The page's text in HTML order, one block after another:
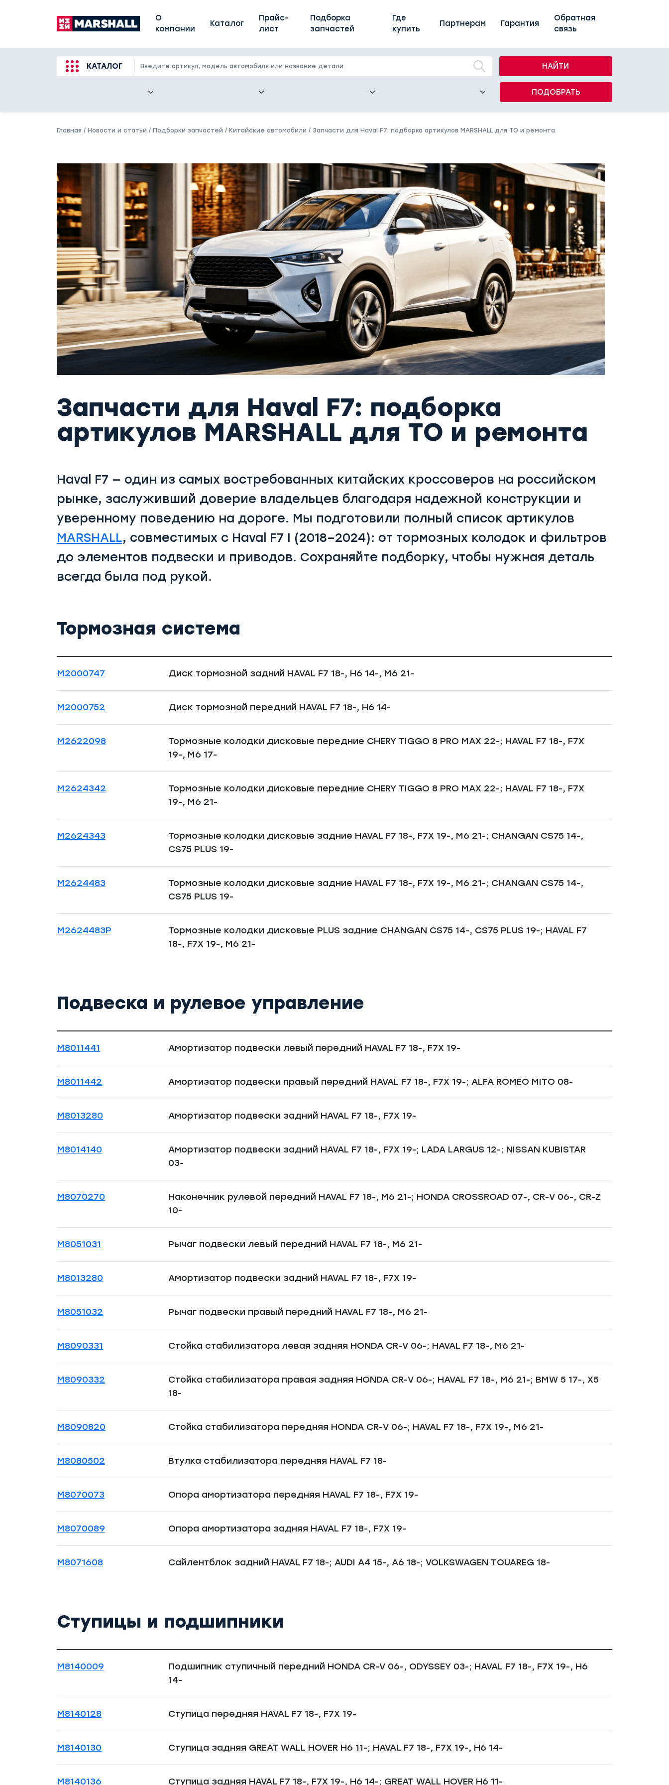
О
компании
Каталог
Прайс-
лист
Подборка
запчастей
Где
купить
Партнерам Гарантия
Обратная
связь
КАТАЛОГ НАЙТИ
ПОДОБРАТЬ
Главная / Новости и статьи / Подборки запчастей / Китайские автомобили / Запчасти для Haval F7: подборка артикулов MARSHALL для ТО и ремонта
Запчасти для Haval F7: подборка
артикулов MARSHALL для ТО и ремонта
Haval F7 — один из самых востребованных китайских кроссоверов на российском
рынке, заслуживший доверие владельцев благодаря надежной конструкции и
уверенному поведению на дороге. Мы подготовили полный список артикулов
MARSHALL, совместимых с Haval F7 I (2018–2024): от тормозных колодок и фильтров
до элементов подвески и приводов. Сохраняйте подборку, чтобы нужная деталь
всегда была под рукой.
Тормозная система
M2000747 Диск тормозной задний HAVAL F7 18-, H6 14-, M6 21-
M2000752 Диск тормозной передний HAVAL F7 18-, H6 14-
M2622098
Тормозные колодки дисковые передние CHERY TIGGO 8 PRO MAX 22-; HAVAL F7 18-, F7X
19-, M6 17-
M2624342
Тормозные колодки дисковые передние CHERY TIGGO 8 PRO MAX 22-; HAVAL F7 18-, F7X
19-, M6 21-
M2624343
Тормозные колодки дисковые задние HAVAL F7 18-, F7X 19-, M6 21-; CHANGAN CS75 14-,
CS75 PLUS 19-
M2624483
Тормозные колодки дисковые задние HAVAL F7 18-, F7X 19-, M6 21-; CHANGAN CS75 14-,
CS75 PLUS 19-
M2624483P
Тормозные колодки дисковые PLUS задние CHANGAN CS75 14-, CS75 PLUS 19-; HAVAL F7
18-, F7X 19-, M6 21-
Подвеска и рулевое управление
M8011441 Амортизатор подвески левый передний HAVAL F7 18-, F7X 19-
M8011442 Амортизатор подвески правый передний HAVAL F7 18-, F7X 19-; ALFA ROMEO MITO 08-
M8013280 Амортизатор подвески задний HAVAL F7 18-, F7X 19-
M8014140
Амортизатор подвески задний HAVAL F7 18-, F7X 19-; LADA LARGUS 12-; NISSAN KUBISTAR
03-
M8070270
Наконечник рулевой передний HAVAL F7 18-, M6 21-; HONDA CROSSROAD 07-, CR-V 06-, CR-Z
10-
M8051031 Рычаг подвески левый передний HAVAL F7 18-, M6 21-
M8013280 Амортизатор подвески задний HAVAL F7 18-, F7X 19-
M8051032 Рычаг подвески правый передний HAVAL F7 18-, M6 21-
M8090331 Стойка стабилизатора левая задняя HONDA CR-V 06-; HAVAL F7 18-, M6 21-
M8090332
Стойка стабилизатора правая задняя HONDA CR-V 06-; HAVAL F7 18-, M6 21-; BMW 5 17-, X5
18-
M8090820 Стойка стабилизатора передняя HONDA CR-V 06-; HAVAL F7 18-, F7X 19-, M6 21-
M8080502 Втулка стабилизатора передняя HAVAL F7 18-
M8070073 Опора амортизатора передняя HAVAL F7 18-, F7X 19-
M8070089 Опора амортизатора задняя HAVAL F7 18-, F7X 19-
M8071608 Сайлентблок задний HAVAL F7 18-; AUDI A4 15-, A6 18-; VOLKSWAGEN TOUAREG 18-
Ступицы и подшипники
M8140009
Подшипник ступичный передний HONDA CR-V 06-, ODYSSEY 03-; HAVAL F7 18-, F7X 19-, H6
14-
M8140128 Ступица передняя HAVAL F7 18-, F7X 19-
M8140130 Ступица задняя GREAT WALL HOVER H6 11-; HAVAL F7 18-, F7X 19-, H6 14-
M8140136 Ступица задняя HAVAL F7 18-, F7X 19-, H6 14-; GREAT WALL HOVER H6 11-